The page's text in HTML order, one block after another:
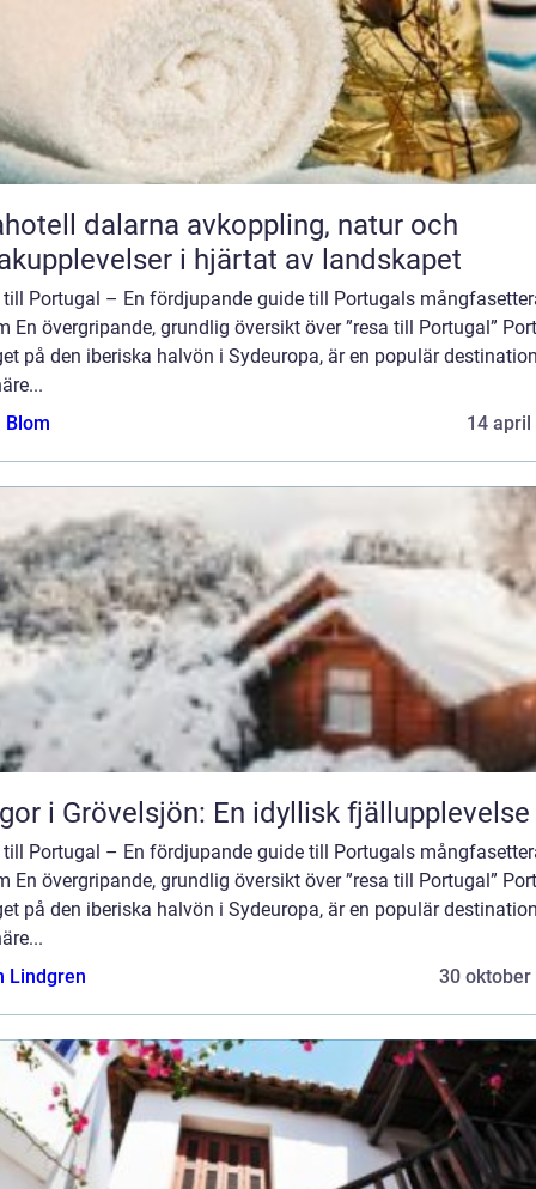
dalarna avkoppling, natur och
i hjärtat av landskapet
till Portugal – En fördjupande guide till Portugals
En övergripande, grundlig översikt över ”resa till Portugal”
på den iberiska halvön i Sydeuropa, är en populär
Blom
14 april
i Grövelsjön: En idyllisk fjällupplevelse
till Portugal – En fördjupande guide till Portugals
En övergripande, grundlig översikt över ”resa till Portugal”
på den iberiska halvön i Sydeuropa, är en populär
Lindgren
30 oktober